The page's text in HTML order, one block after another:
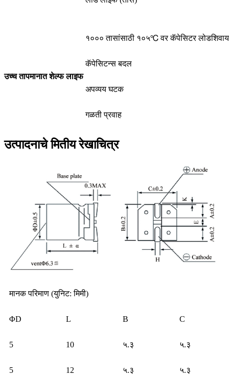
उच्च तापमानात शेल्फ लाइफ
१००० तासांसाठी १०५℃ वर कॅपेसिटर
कॅपेसिटन्स बदल
अपव्यय घटक
गळती प्रवाह
उत्पादनाचे मितीय रेखाचित्र
मानक परिमाण (युनिट: मिमी)
ΦD L B C
5 10 ५.३ ५.३
5 12 ५.३ ५.३